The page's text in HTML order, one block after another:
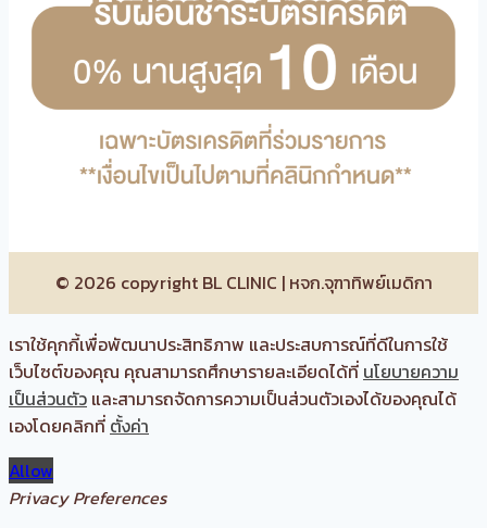
© 2026 copyright BL CLINIC | หจก.จุฑาทิพย์เมดิกา
เราใช้คุกกี้เพื่อพัฒนาประสิทธิภาพ และประสบการณ์ที่ดีในการใช้
เว็บไซต์ของคุณ คุณสามารถศึกษารายละเอียดได้ที่ นโยบายความ
เป็นส่วนตัว และสามารถจัดการความเป็นส่วนตัวเองได้ของคุณได้
เองโดยคลิกที่ ตั้งค่า
Allow
Privacy Preferences